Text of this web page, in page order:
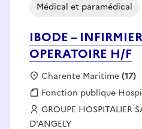
IBODE –
OPERATOIRE H/F
Médical et paramédical
Localisation :
Charente Maritime(17)
Fonction publique :
Fonction publique
Employeur :
GROUPE HOSPITALIER
D'ANGELY